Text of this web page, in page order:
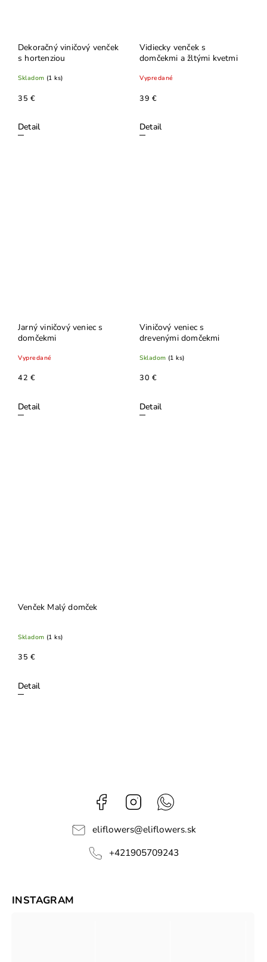
Dekoračný viničový venček
s hortenziou
Skladom (1 ks)
35 €
Detail
Vidiecky venček s
domčekmi a žltými kvetmi
Vypredané
39 €
Detail
Jarný viničový veniec s
domčekmi
Vypredané
42 €
Detail
Viničový veniec s
drevenými domčekmi
Skladom (1 ks)
30 €
Detail
Venček Malý domček
Skladom (1 ks)
35 €
Detail
Facebook Instagram
eliflowers@eliflowers.sk
+421905709243
INSTAGRAM